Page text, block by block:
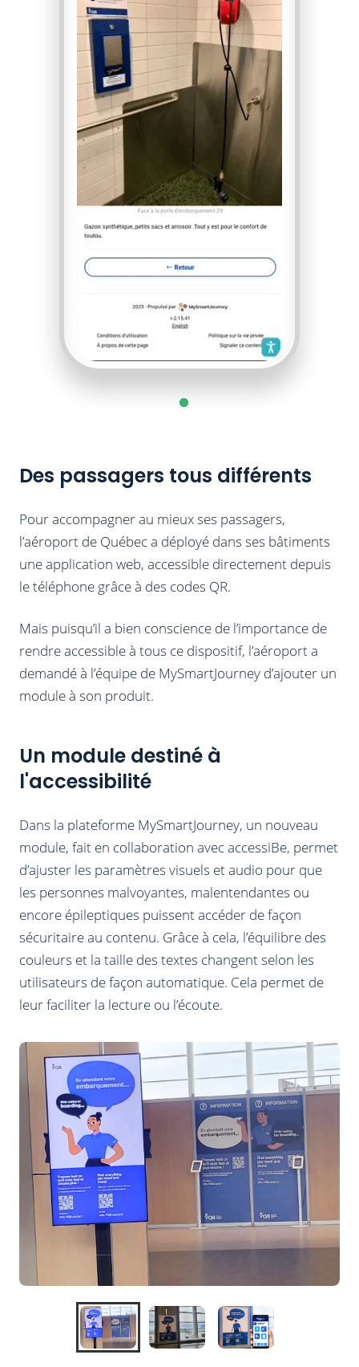
Des passagers tous différents
Pour accompagner au mieux ses passagers,
l’aéroport de Québec a déployé dans ses bâtiments
une application web, accessible directement depuis
le téléphone grâce à des codes QR.
Mais puisqu’il a bien conscience de l’importance de
rendre accessible à tous ce dispositif, l’aéroport a
demandé à l’équipe de MySmartJourney d’ajouter un
module à son produit.
Un module destiné à
l'accessibilité
Dans la plateforme MySmartJourney, un nouveau
module, fait en collaboration avec accessiBe, permet
d’ajuster les paramètres visuels et audio pour que
les personnes malvoyantes, malentendantes ou
encore épileptiques puissent accéder de façon
sécuritaire au contenu. Grâce à cela, l’équilibre des
couleurs et la taille des textes changent selon les
utilisateurs de façon automatique. Cela permet de
leur faciliter la lecture ou l’écoute.